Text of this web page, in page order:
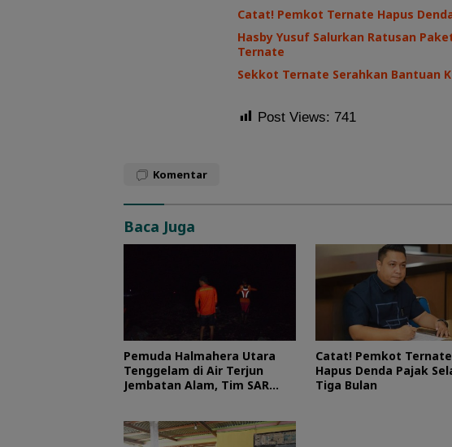
Catat! Pemkot Ternate Hapus
Hasby Yusuf Salurkan Ratusan
Ternate
Sekkot Ternate Serahkan Bantuan
Post Views: 741
Komentar
Baca Juga
Pemuda Halmahera Utara
Tenggelam di Air Terjun
Jembatan Alam, Tim SAR
Catat! Pemkot Ternate
Hapus Denda Pajak
Tiga Bulan